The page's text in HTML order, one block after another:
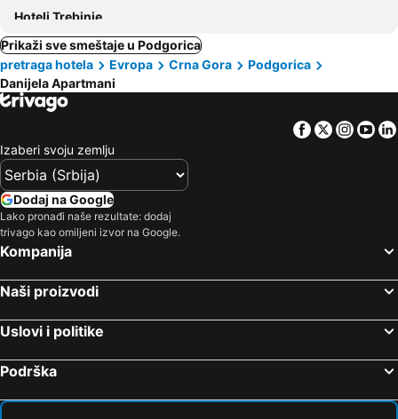
Hoteli Trebinje
Prikaži sve smeštaje u Podgorica
pretraga hotela
Evropa Crna Gora
Podgorica
Danijela Apartmani
Facebook
Twitter
Izaberi svoju zemlju
Dodaj na Google
Lako pronađi naše rezultate: dodaj
trivago kao omiljeni izvor na Google.
Kompanija
Naši proizvodi
Uslovi i politike
Podrška